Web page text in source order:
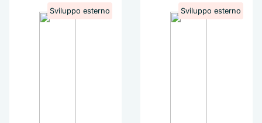
Sviluppo esterno Sviluppo esterno